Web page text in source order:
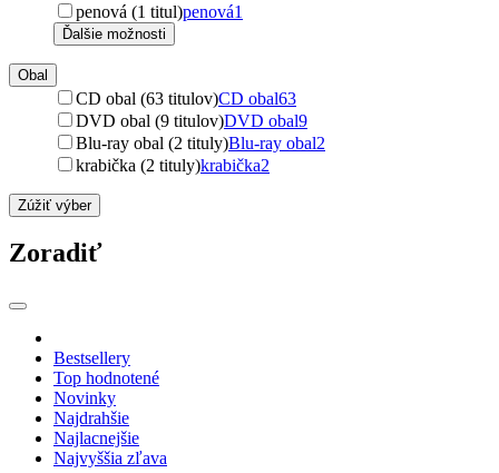
penová (1 titul)penová1
Ďalšie možnosti
Obal
CD obal (63 titulov)CD obal63
DVD obal (9 titulov)DVD obal9
Blu-ray obal (2 tituly)Blu-ray obal2
krabička (2 tituly)krabička2
Zúžiť výber
Zoradiť
Bestsellery
Top hodnotené
Novinky
Najdrahšie
Najlacnejšie
Najvyššia zľava